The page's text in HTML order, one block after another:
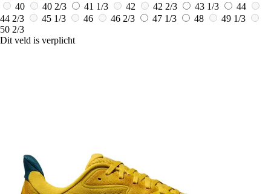
40
40 2/3 41 1/3 42 42 2/3 43 1/3
44
44 2/3
45 1/3 46 46 2/3 47 1/3 48
49 1/3
50 2/3
Dit veld is verplicht